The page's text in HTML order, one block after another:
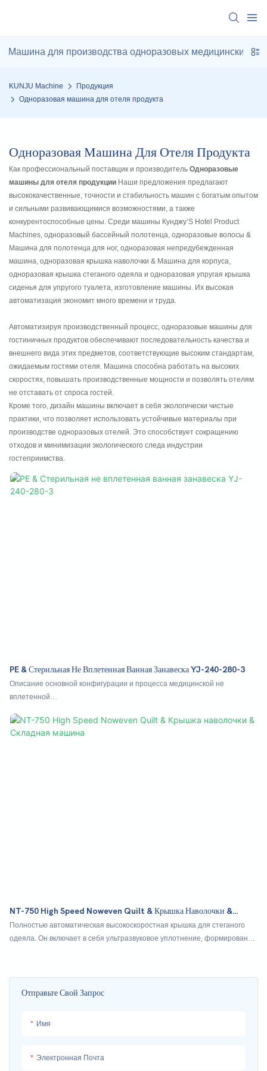
Машина для производства одноразовых медицинских
KUNJU Machine
Продукция
Одноразовая машина для отеля продукта
Одноразовая Машина Для Отеля Продукта
Как профессиональный поставщик и производитель Одноразовые
машины для отеля продукции Наши предложения предлагают
высококачественные, точности и стабильность машин с богатым опытом
и сильными развивающимися возможностями, а также
конкурентоспособные цены. Среди машины Кунджу’S Hotel Product
Machines, одноразовый бассейный полотенца, одноразовые волосы &
Машина для полотенца для ног, одноразовая непредубежденная
машина, одноразовая крышка наволочки & Машина для корпуса,
одноразовая крышка стеганого одеяла и одноразовая упругая крышка
сиденья для упругого туалета, изготовление машины. Их высокая
автоматизация экономит много времени и труда.
Автоматизируя производственный процесс, одноразовые машины для
гостиничных продуктов обеспечивают последовательность качества и
внешнего вида этих предметов, соответствующие высоким стандартам,
ожидаемым гостями отеля. Машина способна работать на высоких
скоростях, повышать производственные мощности и позволять отелям
не отставать от спроса гостей.
Кроме того, дизайн машины включает в себя экологически чистые
практики, что позволяет использовать устойчивые материалы при
производстве одноразовых отелей. Это способствует сокращению
отходов и минимизации экологического следа индустрии
гостеприимства.
Отправьте Свой Запрос
Имя
Электронная Почта
PE & Стерильная Не Вплетенная Ванная Занавеска YJ-240-280-3
Описание основной конфигурации и процесса медицинской не
вплетенной
Материал Рассказывания → Ультразвуковой композит → Абразивное
отверстие инструмента → Склад → продольное складывание w → резка
NT-750 High Speed ​​Noweven Quilt & Крышка Наволочки &
Складная Машина
Полностью автоматическая высокоскоростная крышка для стеганого
одеяла. Он включает в себя ультразвуковое уплотнение, формирование